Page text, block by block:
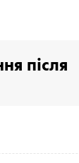
після